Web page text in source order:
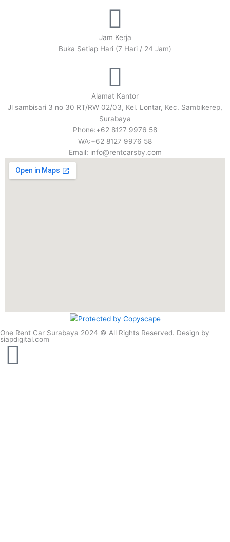
Jam Kerja
Buka Setiap Hari (7 Hari / 24 Jam)
Alamat Kantor
Jl sambisari 3 no 30 RT/RW 02/03, Kel. Lontar, Kec. Sambikerep,
Surabaya
Phone:+62 8127 9976 58
WA:+62 8127 9976 58
Email: info@rentcarsby.com
One Rent Car Surabaya 2024 © All Rights Reserved. Design by
siapdigital.com